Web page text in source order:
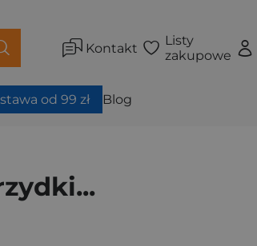
Kontakt
Listy
zakupowe
od 99 zł Blog